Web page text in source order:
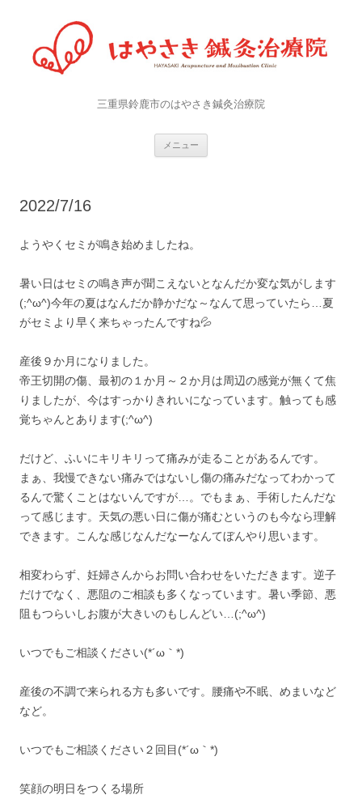
三重県鈴鹿市のはやさき鍼灸治療院
メニュー
2022/7/16
ようやくセミが鳴き始めましたね。
暑い日はセミの鳴き声が聞こえないとなんだか変な気がします
(;^ω^)今年の夏はなんだか静かだな～なんて思っていたら…夏
がセミより早く来ちゃったんですね💦
産後９か月になりました。
帝王切開の傷、最初の１か月～２か月は周辺の感覚が無くて焦
りましたが、今はすっかりきれいになっています。触っても感
覚ちゃんとあります(;^ω^)
だけど、ふいにキリキリって痛みが走ることがあるんです。
まぁ、我慢できない痛みではないし傷の痛みだなってわかって
るんで驚くことはないんですが…。でもまぁ、手術したんだな
って感じます。天気の悪い日に傷が痛むというのも今なら理解
できます。こんな感じなんだなーなんてぼんやり思います。
相変わらず、妊婦さんからお問い合わせをいただきます。逆子
だけでなく、悪阻のご相談も多くなっています。暑い季節、悪
阻もつらいしお腹が大きいのもしんどい…(;^ω^)
いつでもご相談ください(*´ω｀*)
産後の不調で来られる方も多いです。腰痛や不眠、めまいなど
など。
いつでもご相談ください２回目(*´ω｀*)
笑顔の明日をつくる場所